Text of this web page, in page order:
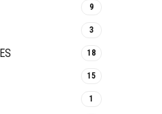
9
3
18
15
1